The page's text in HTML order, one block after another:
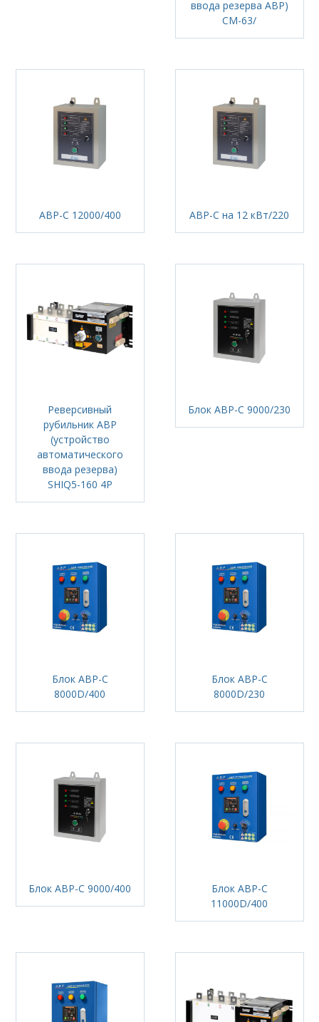
ввода резерва АВР)
CM-63/
АВР-С 12000/400 АВР-С на 12 кВт/220
Реверсивный
рубильник АВР
(устройство
автоматического
ввода резерва)
SHIQ5-160 4P
Блок АВР-С 9000/230
Блок АВР-С
8000D/400
Блок АВР-С
8000D/230
Блок АВР-С 9000/400
Блок АВР-С
11000D/400